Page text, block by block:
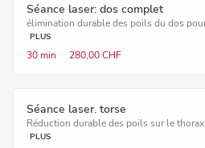
Séance laser: dos complet
élimination durable des poils du dos
PLUS
30 min 280,00 CHF
Séance laser. torse
Réduction durable des poils sur le
PLUS